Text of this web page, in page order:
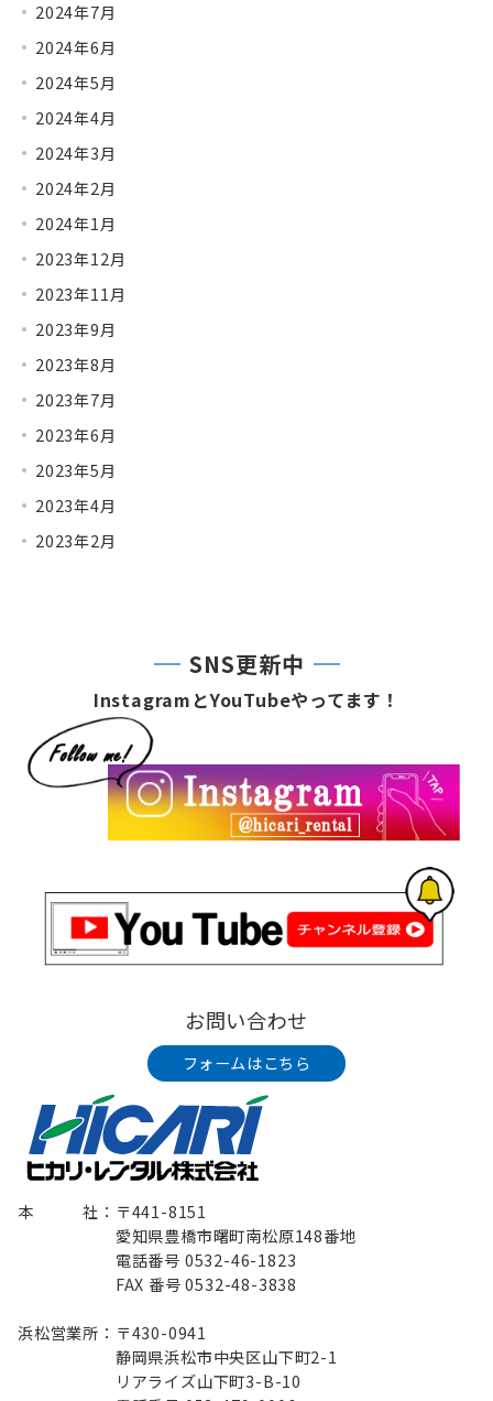
2024年7月
2024年6月
2024年5月
2024年4月
2024年3月
2024年2月
2024年1月
2023年12月
2023年11月
2023年9月
2023年8月
2023年7月
2023年6月
2023年5月
2023年4月
2023年2月
SNS更新中
InstagramとYouTubeやってます！
お問い合わせ
フォームはこちら
本 社：〒441-8151
愛知県豊橋市曙町南松原148番地
電話番号 0532-46-1823
FAX 番号 0532-48-3838
浜松営業所：〒430-0941
静岡県浜松市中央区山下町2-1
リアライズ山下町3-B-10